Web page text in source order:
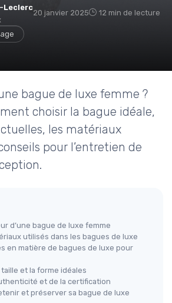
Leclerc
20 janvier 2025 12 min de lecture
bague de luxe femme ?
choisir la bague idéale,
les matériaux
pour l’entretien de
d’une bague de luxe femme
utilisés dans les bagues de luxe
en matière de bagues de luxe pour
et la forme idéales
et de la certification
et préserver sa bague de luxe